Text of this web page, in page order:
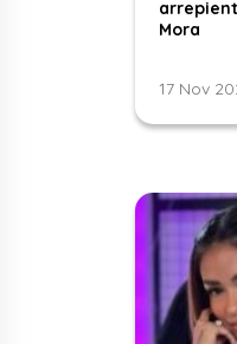
Mora
17 Nov